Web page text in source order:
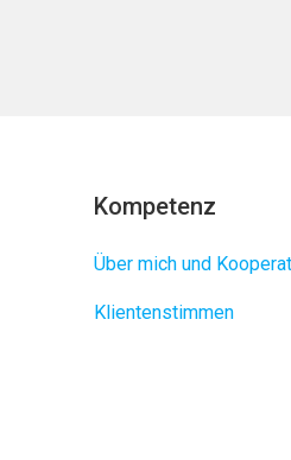
Kompetenz
Über mich und
Klientenstimmen